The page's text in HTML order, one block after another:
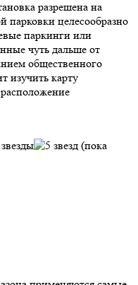
разрешена на
парковки целесообразно
паркинги или
чуть дальше от
общественного
изучить карту
(пока